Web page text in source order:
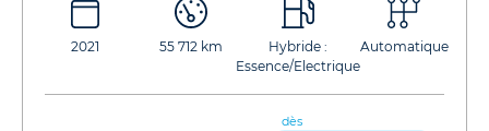
2021 55 712 km
Hybride :
Essence/Electrique
Automatique
dès